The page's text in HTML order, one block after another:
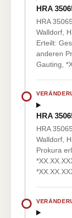
HRA
HRA
Walldorf,
Erteilt:
anderen
Gauting,
HRA
HRA
Walldorf,
Prokura